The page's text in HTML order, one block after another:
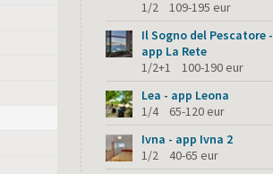
1/2 109-195 eur
Il Sogno del Pescatore -
app La Rete
1/2+1 100-190 eur
Lea - app Leona
1/4 65-120 eur
Ivna - app Ivna 2
1/2 40-65 eur